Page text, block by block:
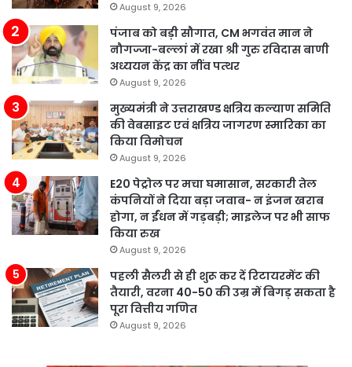
August 9, 2026
पंजाब को बड़ी सौगात, CM भगवंत मान ने
नौगज्जा-बल्लां में रखा श्री गुरु रविदास बाणी
अध्ययन केंद्र का नींव पत्थर
August 9, 2026
मुख्यमंत्री ने उत्तराखण्ड क्षत्रिय कल्याण समिति
की वेबसाइट एवं क्षत्रिय जागरण स्मारिका का
किया विमोचन
August 9, 2026
E20 पेट्रोल पर मचा घमासान, सरकारी तेल
कंपनियों ने दिया बड़ा जवाब- न इंजन खराब
होगा, न ईंधन में गड़बड़ी; माइलेज पर भी साफ
किया रुख
August 9, 2026
पहली सैलरी से ही शुरू कर दें रिटायरमेंट की
तैयारी, वरना 40-50 की उम्र में बिगड़ सकता है
पूरा वित्तीय गणित
August 9, 2026